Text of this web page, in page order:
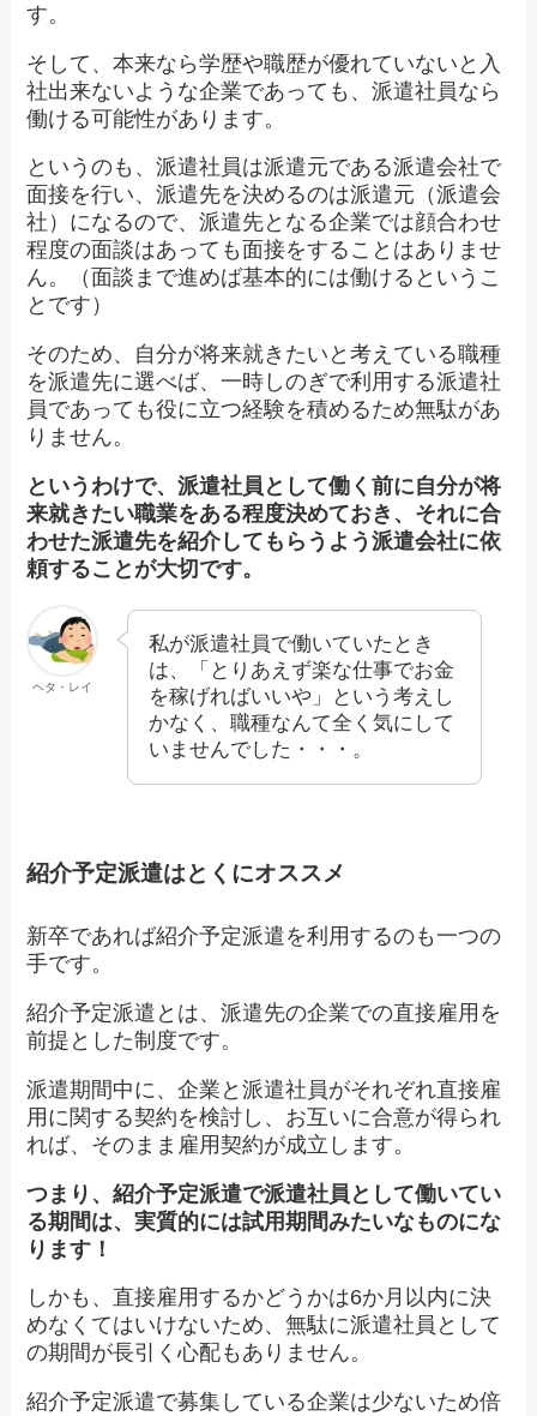
す。
そして、本来なら学歴や職歴が優れていないと入
社出来ないような企業であっても、派遣社員なら
働ける可能性があります。
というのも、派遣社員は派遣元である派遣会社で
面接を行い、派遣先を決めるのは派遣元（派遣会
社）になるので、派遣先となる企業では顔合わせ
程度の面談はあっても面接をすることはありませ
ん。（面談まで進めば基本的には働けるというこ
とです）
そのため、自分が将来就きたいと考えている職種
を派遣先に選べば、一時しのぎで利用する派遣社
員であっても役に立つ経験を積めるため無駄があ
りません。
というわけで、派遣社員として働く前に自分が将
来就きたい職業をある程度決めておき、それに合
わせた派遣先を紹介してもらうよう派遣会社に依
頼することが大切です。
ヘタ・レイ
私が派遣社員で働いていたとき
は、「とりあえず楽な仕事でお金
を稼げればいいや」という考えし
かなく、職種なんて全く気にして
いませんでした・・・。
紹介予定派遣はとくにオススメ
新卒であれば紹介予定派遣を利用するのも一つの
手です。
紹介予定派遣とは、派遣先の企業での直接雇用を
前提とした制度です。
派遣期間中に、企業と派遣社員がそれぞれ直接雇
用に関する契約を検討し、お互いに合意が得られ
れば、そのまま雇用契約が成立します。
つまり、紹介予定派遣で派遣社員として働いてい
る期間は、実質的には試用期間みたいなものにな
ります！
しかも、直接雇用するかどうかは6か月以内に決
めなくてはいけないため、無駄に派遣社員として
の期間が長引く心配もありません。
紹介予定派遣で募集している企業は少ないため倍